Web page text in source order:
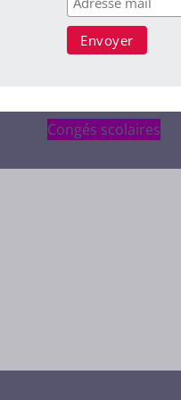
Congés scolaires